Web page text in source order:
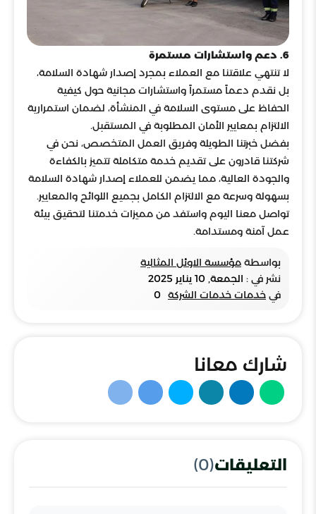
6. دعم واستشارات مستمرة
لا تنتهي علاقتنا مع العملاء بمجرد إصدار شهادة السلامة،
بل نقدم دعماً مستمراً واستشارات مجانية حول كيفية
الحفاظ على مستوى السلامة في المنشأة، لضمان استمرارية
الالتزام بمعايير الأمان المطلوبة في المستقبل.
بفضل خبرتنا الطويلة وفريق العمل المتخصص، نحن في
شركتنا قادرون على تقديم خدمة متكاملة تتميز بالكفاءة
والجودة العالية، مما يضمن للعملاء إصدار شهادة السلامة
بسهولة وسرعة مع الالتزام الكامل بجميع اللوائح والمعايير.
تواصل معنا اليوم واستفد من مميزات خدمتنا لتحقيق بيئة
عمل آمنة ومستدامة.
بواسطة مؤسسة الاوئل المثالية
نشر في : الجمعة, 10 يناير 2025
في خدمات خدمات الشركة 0
شارك معانا
التعليقات(0)